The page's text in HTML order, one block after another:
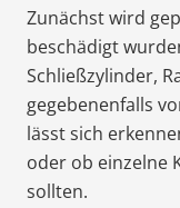
Zunächst wird
beschädigt
Schließzylinder,
gegebenenfalls
lässt sich
oder ob einzelne
sollten.